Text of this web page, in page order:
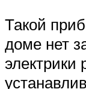
Такой
доме нет
электрики